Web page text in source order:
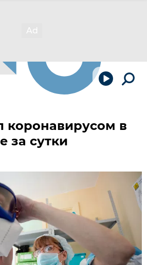
коронавирусом в
за сутки